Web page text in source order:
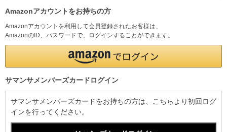
Amazonアカウントをお持ちの方
Amazonアカウントを利用して会員登録されたお客様は、
AmazonのID、パスワードで、ログインすることができます。
サマンサメンバーズカードログイン
サマンサメンバーズカードをお持ちの方は、こちらより初回ログ
インを行ってください。